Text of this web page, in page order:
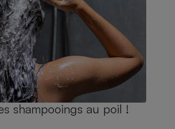
shampooings au poil !